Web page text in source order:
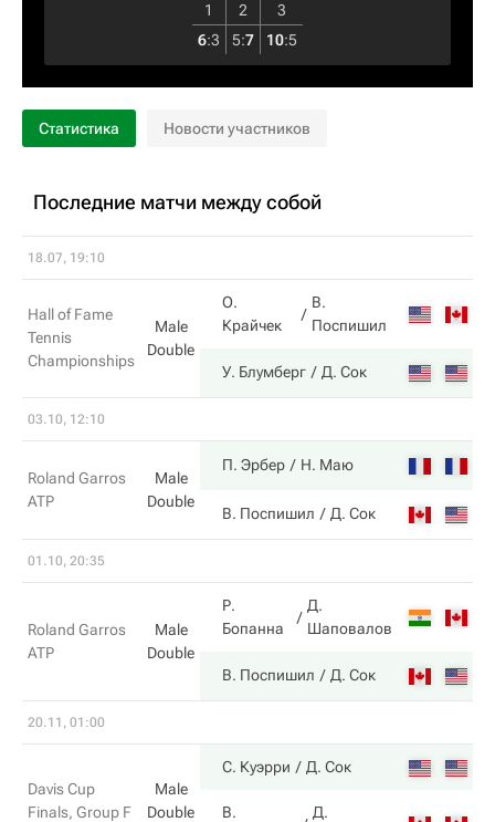
1 2
3
6:3 5:7 10:5
Статистика Новости участников
Последние матчи между собой
18.07, 19:10
Hall of Fame
Tennis
Championships
Male
Double
О.
Крайчек
В.
Поспишил
У. Блумберг Д. Сок
03.10, 12:10
Roland Garros
ATP
Male
Double
П. Эрбер Н. Маю
В. Поспишил Д. Сок
01.10, 20:35
Roland Garros
ATP
Male
Double
Р.
Бопанна
Д.
Шаповалов
В. Поспишил Д. Сок
20.11, 01:00
Davis Cup
Finals, Group F
Male
Double
С. Куэрри Д. Сок
В.
Д.